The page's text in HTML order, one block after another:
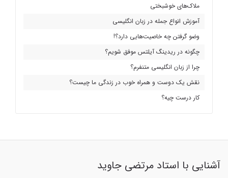
ملاک‌های خوشبختی
آموزش انواع جمله در زبان انگلیسی
وضو گرفتن چه خاصیت‌هایی دارد؟!
چگونه در ریدینگ آیلتس موفق شویم؟
چرا از زبان انگلیسی متنفرم؟
نقش یک دوست و همراه خوب در زندگی ما چیست؟
کار درست چیه؟
آشنایی با استاد مرتضی جاوید